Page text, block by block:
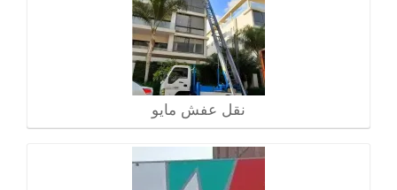
نقل عفش مايو